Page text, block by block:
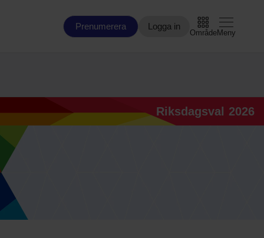
Prenumerera Logga in
Område
Bo och Bygg
Meny
Riksdagsval 2026